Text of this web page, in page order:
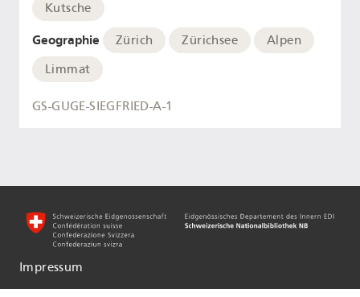
Kutsche
Geographie Zürich Zürichsee
Alpen
Limmat
GS-GUGE-SIEGFRIED-A-1
Impressum